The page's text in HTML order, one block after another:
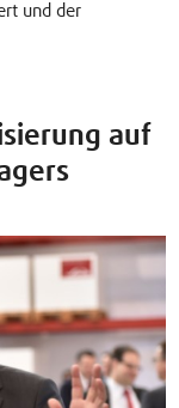
und der
auf